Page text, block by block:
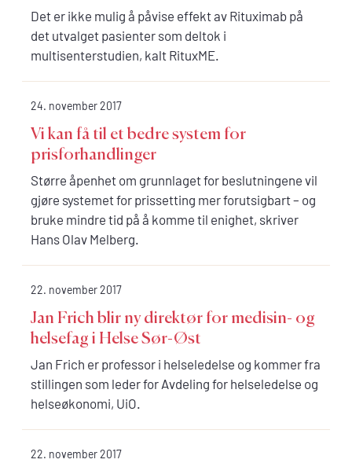
Det er ikke mulig å påvise effekt av Rituximab på
det utvalget pasienter som deltok i
multisenterstudien, kalt RituxME.
24. november 2017
Vi kan få til et bedre system for
prisforhandlinger
Større åpenhet om grunnlaget for beslutningene vil
gjøre systemet for prissetting mer forutsigbart – og
bruke mindre tid på å komme til enighet, skriver
Hans Olav Melberg.
22. november 2017
Jan Frich blir ny direktør for medisin- og
helsefag i Helse Sør-Øst
Jan Frich er professor i helseledelse og kommer fra
stillingen som leder for Avdeling for helseledelse og
helseøkonomi, UiO.
22. november 2017